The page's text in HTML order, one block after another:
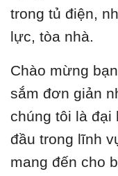
trong tủ điện,
lực, tòa nhà.
Chào mừng
sắm đơn giản
chúng tôi là đại
đầu trong lĩnh
mang đến cho